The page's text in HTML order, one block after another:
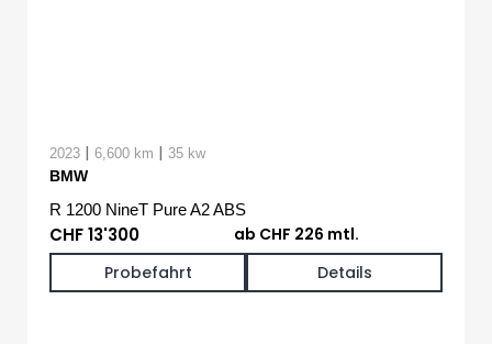
2023 | 6,600 km | 35 kw
BMW
R 1200 NineT Pure A2 ABS
CHF 13'300
ab CHF 226 mtl.
Probefahrt
Details